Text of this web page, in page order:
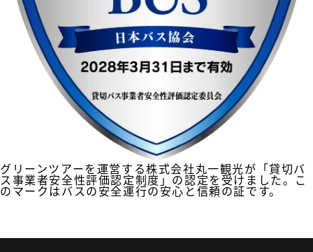
グリーンツアーを運営する株式会社丸一観光が「貸切バ
ス事業者安全性評価認定制度」の認定を受けました。こ
のマークはバスの安全運行の安心と信頼の証です。